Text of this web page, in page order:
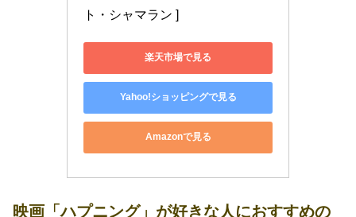
ト・シャマラン ]
楽天市場で見る
Yahoo!ショッピングで見る
Amazonで見る
映画「ハプニング」が好きな人におすすめの